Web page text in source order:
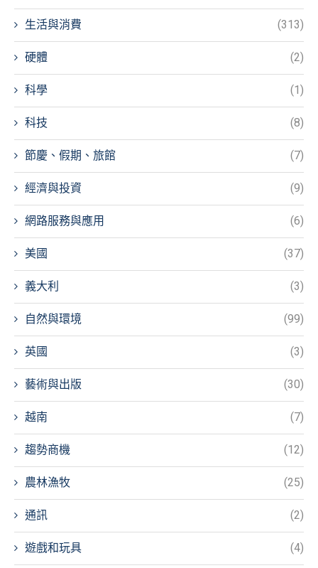
生活與消費 (313)
硬體 (2)
科學 (1)
科技 (8)
節慶、假期、旅館 (7)
經濟與投資 (9)
網路服務與應用 (6)
美國 (37)
義大利 (3)
自然與環境 (99)
英國 (3)
藝術與出版 (30)
越南 (7)
趨勢商機 (12)
農林漁牧 (25)
通訊 (2)
遊戲和玩具 (4)